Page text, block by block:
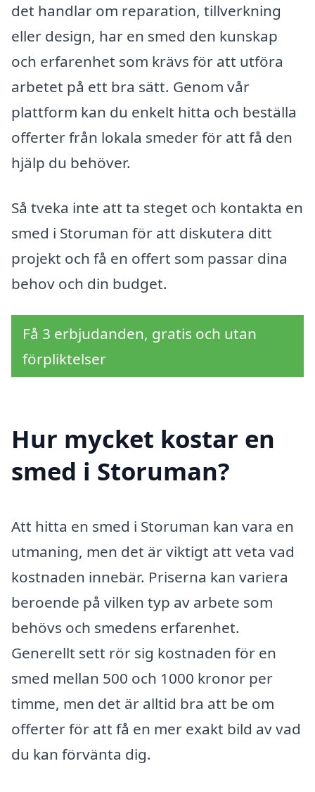
det handlar om reparation, tillverkning
eller design, har en smed den kunskap
och erfarenhet som krävs för att utföra
arbetet på ett bra sätt. Genom vår
plattform kan du enkelt hitta och beställa
offerter från lokala smeder för att få den
hjälp du behöver.
Så tveka inte att ta steget och kontakta en
smed i Storuman för att diskutera ditt
projekt och få en offert som passar dina
behov och din budget.
Få 3 erbjudanden, gratis och utan
förpliktelser
Hur mycket kostar en
smed i Storuman?
Att hitta en smed i Storuman kan vara en
utmaning, men det är viktigt att veta vad
kostnaden innebär. Priserna kan variera
beroende på vilken typ av arbete som
behövs och smedens erfarenhet.
Generellt sett rör sig kostnaden för en
smed mellan 500 och 1000 kronor per
timme, men det är alltid bra att be om
offerter för att få en mer exakt bild av vad
du kan förvänta dig.